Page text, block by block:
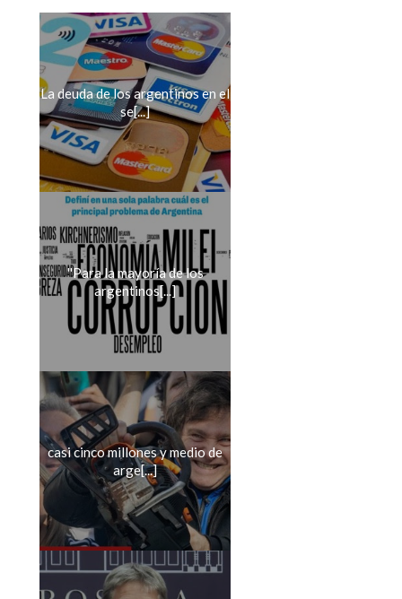
La deuda de los argentinos en el
se[...]
''Para la mayoría de los
argentinos[...]
casi cinco millones y medio de
arge[...]